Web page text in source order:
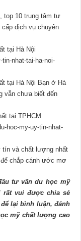
top 10 trung tâm tư
dịch vụ chuyên
tại Hà Nội
nhat-tai-ha-noi-
tại Hà Nội Bạn ở Hà
vẫn chưa biết đến
tại TPHCM
hoc-my-uy-tin-nhat-
tín và chất lượng nhất
chắp cánh ước mơ
tư vấn du học mỹ
rất vui được chia sẻ
lại bình luận, đánh
mỹ chất lượng cao